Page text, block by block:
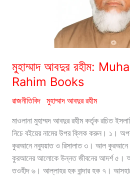
মুহাম্মাদ আবদুর রহীম:
Rahim Books
রাজনীতিবিদ মুহাম্মাদ আবদুর রহীম
মাওলানা মুহাম্মদ আবদুর রহীম কর্তৃক রচিত
নিচে বইয়ের নামের উপর ক্লিক করুন। ১।
কুরআনে নব্যুয়াত ও রিসালাত ৩। আল কুরআনে
কুরআনের আলোকে উন্নত জীবনের আদর্শ
তওহীদ ৬। আল্লাহর হক বান্দার হক ৭।